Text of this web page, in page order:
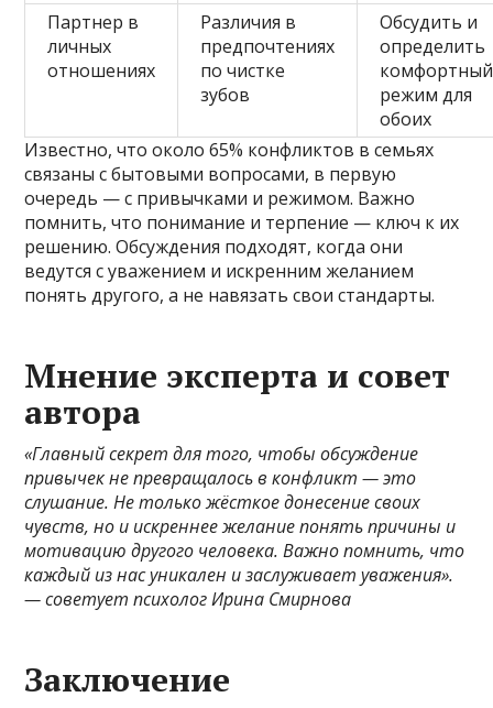
Партнер в
личных
отношениях
Различия в
предпочтениях
по чистке
зубов
Обсудить и
определить
комфортный
режим для
обоих
Известно, что около 65% конфликтов в семьях
связаны с бытовыми вопросами, в первую
очередь — с привычками и режимом. Важно
помнить, что понимание и терпение — ключ к их
решению. Обсуждения подходят, когда они
ведутся с уважением и искренним желанием
понять другого, а не навязать свои стандарты.
Мнение эксперта и совет
автора
«Главный секрет для того, чтобы обсуждение
привычек не превращалось в конфликт — это
слушание. Не только жёсткое донесение своих
чувств, но и искреннее желание понять причины и
мотивацию другого человека. Важно помнить, что
каждый из нас уникален и заслуживает уважения».
— советует психолог Ирина Смирнова
Заключение